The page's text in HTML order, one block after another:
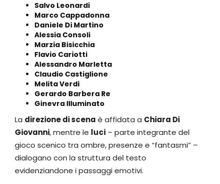
Salvo Leonardi
Marco Cappadonna
Daniele Di Martino
Alessia Consoli
Marzia Bisicchia
Flavio Cariotti
Alessandro Marletta
Claudio Castiglione
Melita Verdi
Gerardo Barbera Re
Ginevra Illuminato
La direzione di scena è affidata a Chiara Di
Giovanni, mentre le luci – parte integrante del
gioco scenico tra ombre, presenze e “fantasmi” –
dialogano con la struttura del testo
evidenziandone i passaggi emotivi.